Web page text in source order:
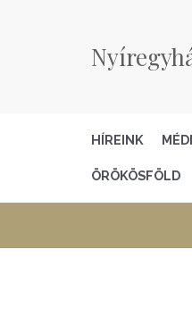
HÍREINK
ÖRÖKÖSFÖLD